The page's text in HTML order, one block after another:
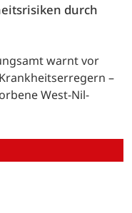
durch
warnt vor
–
West-Nil-